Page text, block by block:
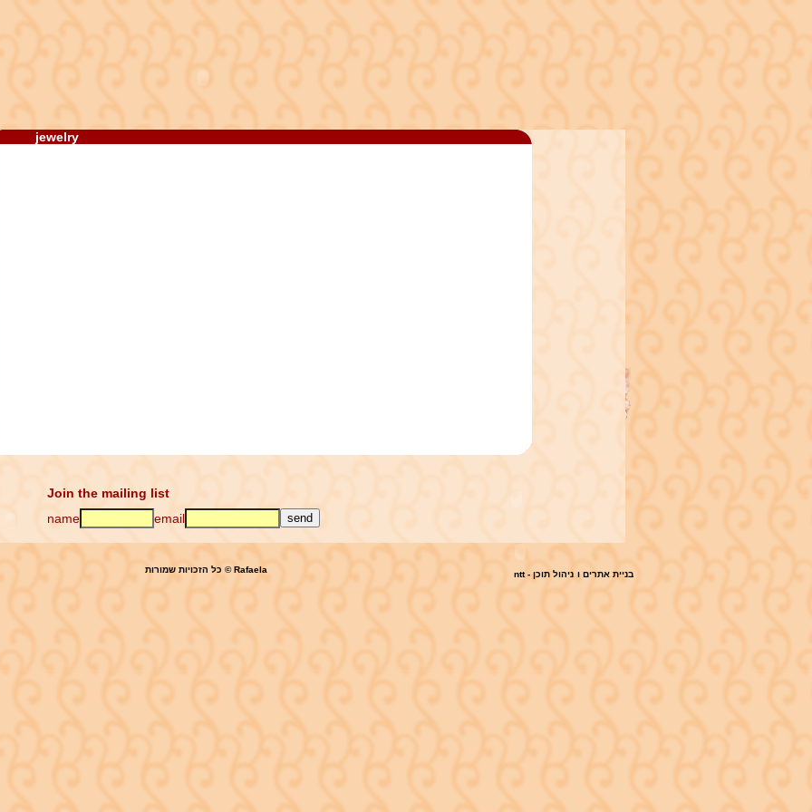
Join the mailing list
name
email
כל הזכויות שמורות © Rafaela ntt - בניית אתרים ו ניהול תוכן